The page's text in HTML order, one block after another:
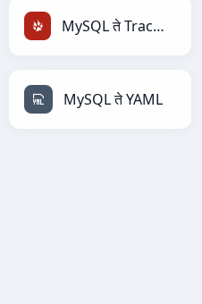
MySQL ते TracWiki
MySQL ते YAML